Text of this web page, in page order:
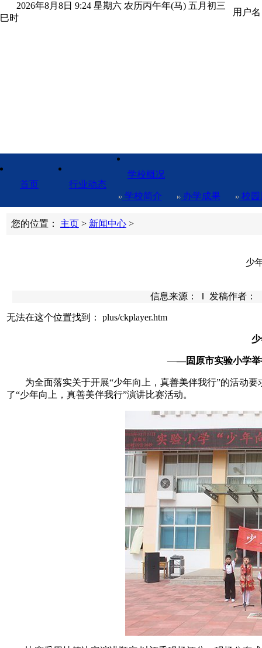
2026年8月8日 9:24 星期六 农历丙午年(马) 五月初三
巳时
用户
首页 行业动态
学校概况
学校简介 办学成果 校
您的位置： 主页 > 新闻中心 >
少
信息来源： ‖ 发稿作者：
无法在这个位置找到： plus/ckplayer.htm
——固原市实验小学举
为全面落实关于开展“少年向上，真善美伴我行”的活动要
了“少年向上，真善美伴我行”演讲比赛活动。